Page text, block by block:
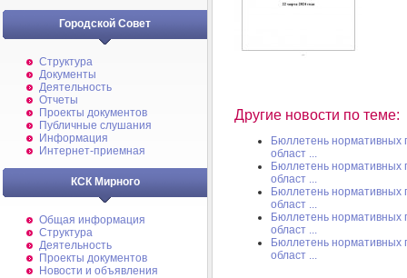
Городской Совет
Структура
Документы
Деятельность
Отчеты
Проекты документов
Публичные слушания
Информация
Интернет-приемная
КСК Мирного
Общая информация
Структура
Деятельность
Проекты документов
Новости и объявления
Другие новости по теме:
Бюллетень нормативных
област ...
Бюллетень нормативных
област ...
Бюллетень нормативных
област ...
Бюллетень нормативных
област ...
Бюллетень нормативных
област ...